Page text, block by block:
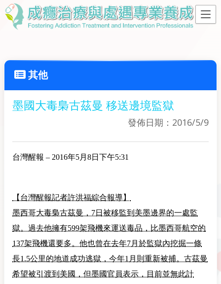
其他
墨國大毒梟古茲曼 移送邊境監獄
發佈日期：2016/5/9
台灣醒報 – 2016年5月8日下午5:31
【台灣醒報記者許洪福綜合報導】
墨西哥大毒梟古茲曼，7日被移監到美墨邊界的一處監
獄。過去他擁有599架飛機來運送毒品，比墨西哥航空的
137架飛機還要多。他也曾在去年7月於監獄內挖掘一條
長1.5公里的地道成功逃獄，今年1月則重新被捕。古茲曼
希望被引渡到美國，但墨國官員表示，目前並無此計